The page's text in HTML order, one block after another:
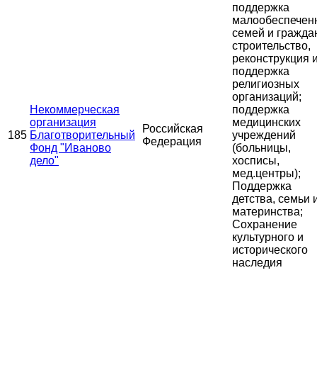
185
Некоммерческая
организация
Благотворительный
Фонд "Иваново
дело"
Российская
Федерация
поддержка
семей и
строительство,
реконструкция
поддержка
религиозных
организаций;
поддержка
медицинских
учреждений
(больницы,
хосписы,
мед.центры);
Поддержка
детства, семьи
материнства;
Сохранение
культурного и
исторического
наследия